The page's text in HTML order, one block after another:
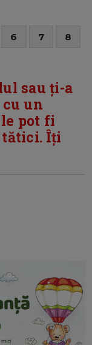
6 7
8
sau ți-a
un
pot fi
Îți